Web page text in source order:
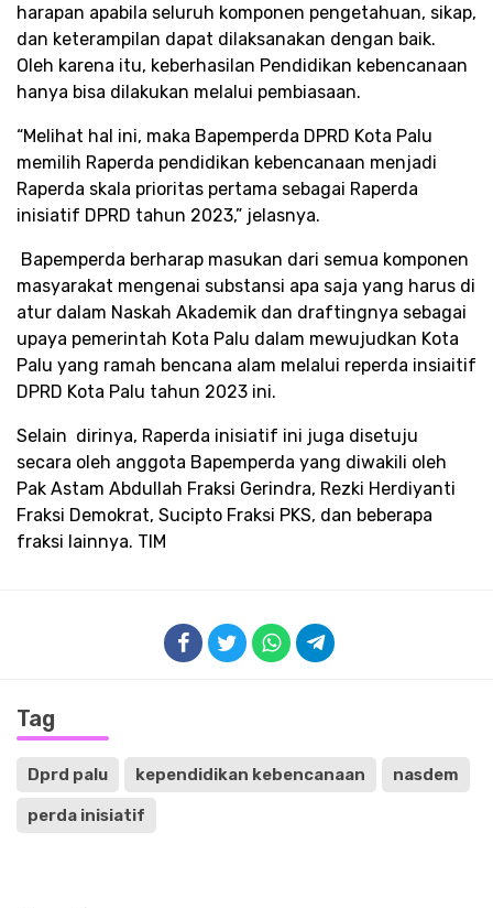
harapan apabila seluruh komponen pengetahuan, sikap,
dan keterampilan dapat dilaksanakan dengan baik.
Oleh karena itu, keberhasilan Pendidikan kebencanaan
hanya bisa dilakukan melalui pembiasaan.
“Melihat hal ini, maka Bapemperda DPRD Kota Palu
memilih Raperda pendidikan kebencanaan menjadi
Raperda skala prioritas pertama sebagai Raperda
inisiatif DPRD tahun 2023,” jelasnya.
Bapemperda berharap masukan dari semua komponen
masyarakat mengenai substansi apa saja yang harus di
atur dalam Naskah Akademik dan draftingnya sebagai
upaya pemerintah Kota Palu dalam mewujudkan Kota
Palu yang ramah bencana alam melalui reperda insiaitif
DPRD Kota Palu tahun 2023 ini.
Selain dirinya, Raperda inisiatif ini juga disetuju
secara oleh anggota Bapemperda yang diwakili oleh
Pak Astam Abdullah Fraksi Gerindra, Rezki Herdiyanti
Fraksi Demokrat, Sucipto Fraksi PKS, dan beberapa
fraksi lainnya. TIM
Tag
Dprd palu kependidikan kebencanaan nasdem
perda inisiatif